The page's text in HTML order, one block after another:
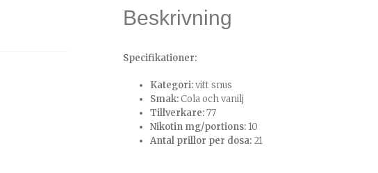
Beskrivning
Specifikationer:
Kategori:vitt snus
Smak:Cola och vanilj
Tillverkare:77
Nikotin mg/portions:10
Antal prillor per dosa:21